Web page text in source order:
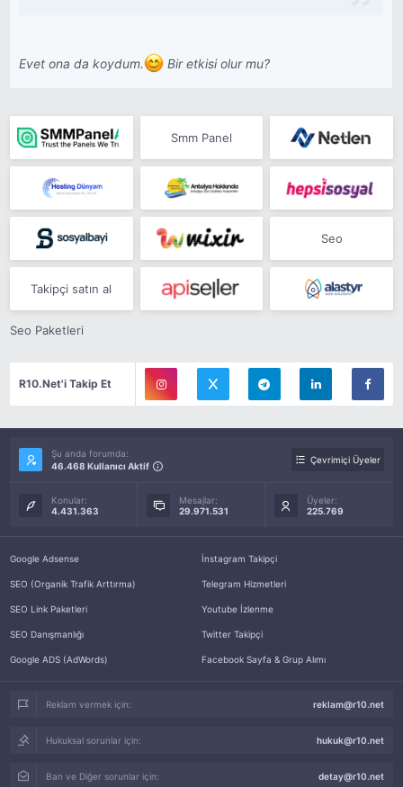
Evet ona da koydum. Bir etkisi olur mu?
Smm Panel
Seo
Takipçi satın al
Seo Paketleri
R10.Net'i Takip Et
Şu anda forumda:
46.468 Kullanıcı Aktif
Çevrimiçi Üyeler
Konular:
4.431.363
Mesajlar:
29.971.531
Üyeler:
225.769
Google Adsense
SEO (Organik Trafik Arttırma)
SEO Link Paketleri
SEO Danışmanlığı
Google ADS (AdWords)
İnstagram Takipçi
Telegram Hizmetleri
Youtube İzlenme
Twitter Takipçi
Facebook Sayfa & Grup Alımı
Reklam vermek için: reklam@r10.net
Hukuksal sorunlar için: hukuk@r10.net
Ban ve Diğer sorunlar için: detay@r10.net